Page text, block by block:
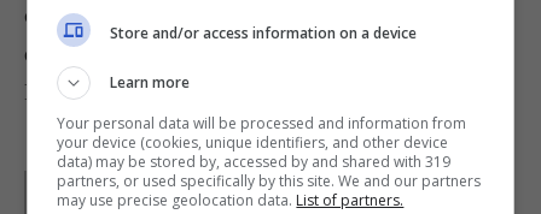
coloranti e aromi artificiali da non usare per
questa ricetta.
Foto di J eremy Keith
Parole di GIeGI
GIeGI è stata collaboratrice di Buttalapasta dal 2008 al
Store and/or access information on a device
Learn more
Your personal data will be processed and information from
your device (cookies, unique identifiers, and other device
data) may be stored by, accessed by and shared with 319
partners, or used specifically by this site. We and our partners
may use precise geolocation data. List of partners.